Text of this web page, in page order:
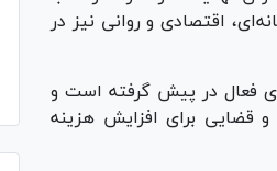
اقتصادی و روانی نیز در
فعال در پیش گرفته است و
و قضایی برای افزایش هزینه